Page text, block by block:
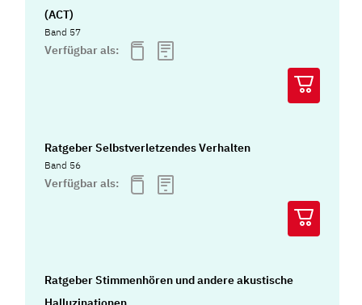
(ACT)
Band 57
Verfügbar als:
Ratgeber Selbstverletzendes Verhalten
Band 56
Verfügbar als:
Ratgeber Stimmenhören und andere akustische